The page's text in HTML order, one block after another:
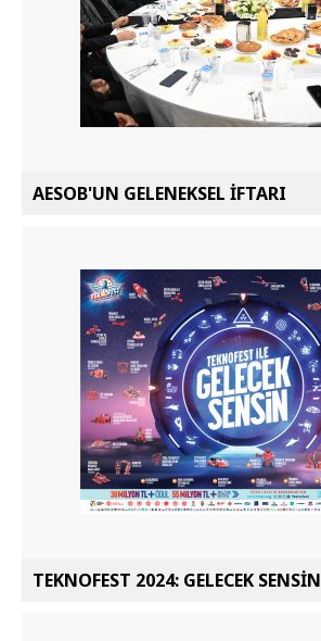
AESOB'UN GELENEKSEL İFTARI
TEKNOFEST 2024: GELECEK SENSİN